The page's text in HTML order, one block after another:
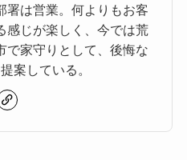
署は営業。何よりもお客
感じが楽しく、今では荒
で家守りとして、後悔な
案している。